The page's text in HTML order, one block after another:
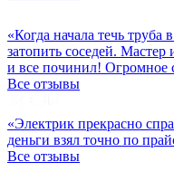
«Когда начала течь труба
затопить соседей.
и все починил! Огромное
Все отзывы
«Электрик прекрасно
деньги взял точно по
Все отзывы